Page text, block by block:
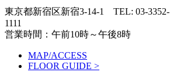
東京都新宿区新宿3-14-1 TEL: 03-3352-
1111
営業時間：午前10時～午後8時
MAP/ACCESS
FLOOR GUIDE >